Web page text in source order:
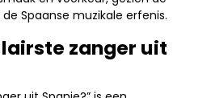
Spaanse muzikale erfenis.
zanger uit